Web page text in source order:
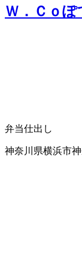
Ｗ．Ｃｏぽ
弁当仕出し
神奈川県横浜市